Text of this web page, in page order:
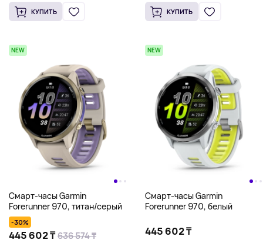
КУПИТЬ КУПИТЬ
NEW
Смарт-часы Garmin
Forerunner 970, титан/серый
-30%
445 602 ₸ 636 574 ₸
NEW
Смарт-часы Garmin
Forerunner 970, белый
445 602 ₸